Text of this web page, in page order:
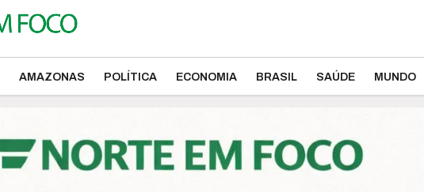
AMAZONAS POLÍTICA ECONOMIA BRASIL SAÚDE MUNDO